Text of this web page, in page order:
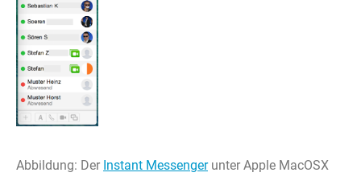
Abbildung: Der Instant Messengerunter Apple MacOSX